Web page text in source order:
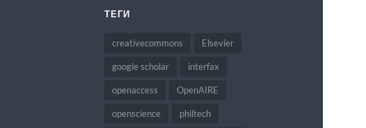
ТЕГИ
creativecommons Elsevier
google scholar interfax
openaccess OpenAIRE
openscience philtech